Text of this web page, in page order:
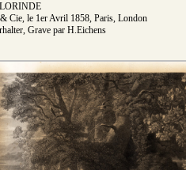
Cie, le 1er Avril 1858, Paris, London
Grave par H.Eichens